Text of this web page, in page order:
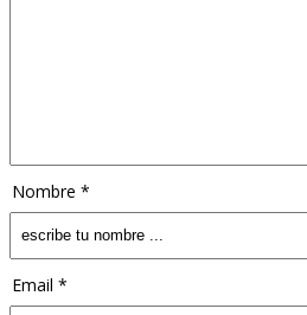
Nombre *
Email *